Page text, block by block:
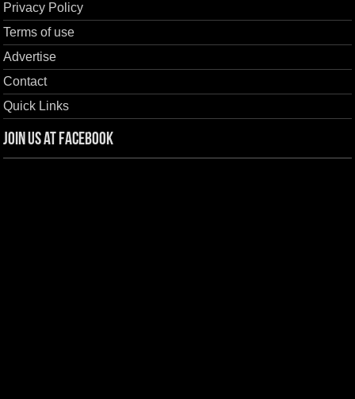
Privacy Policy
Terms of use
Advertise
Contact
Quick Links
Join us at Facebook